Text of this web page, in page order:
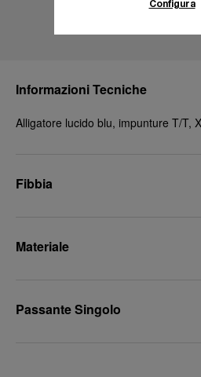
Informazioni Tecniche
Alligatore lucido blu, impunture T/T,
Fibbia
Materiale
Passante Singolo
Configura